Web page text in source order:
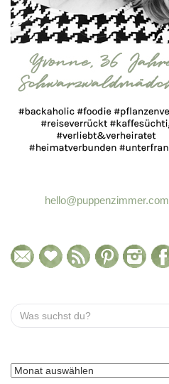
hello@puppenzimmer.com
Search
for: